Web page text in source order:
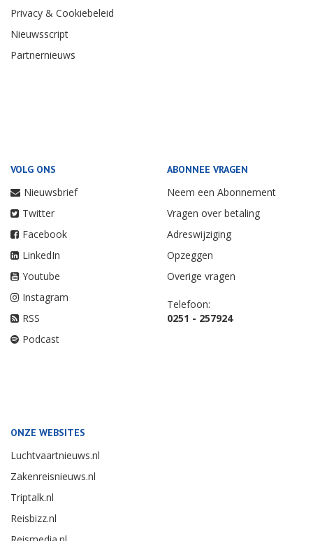
Privacy & Cookiebeleid
Nieuwsscript
Partnernieuws
VOLG ONS
Nieuwsbrief
Twitter
Facebook
LinkedIn
Youtube
Instagram
RSS
Podcast
ABONNEE VRAGEN
Neem een Abonnement
Vragen over betaling
Adreswijziging
Opzeggen
Overige vragen
Telefoon:
0251 - 257924
ONZE WEBSITES
Luchtvaartnieuws.nl
Zakenreisnieuws.nl
Triptalk.nl
Reisbizz.nl